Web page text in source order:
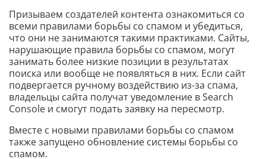
Призываем создателей контента ознакомиться со
всеми правилами борьбы со спамом и убедиться,
что они не занимаются такими практиками. Сайты,
нарушающие правила борьбы со спамом, могут
занимать более низкие позиции в результатах
поиска или вообще не появляться в них. Если сайт
подвергается ручному воздействию из-за спама,
владельцы сайта получат уведомление в Search
Console и смогут подать заявку на пересмотр.
Вместе с новыми правилами борьбы со спамом
также запущено обновление системы борьбы со
спамом.